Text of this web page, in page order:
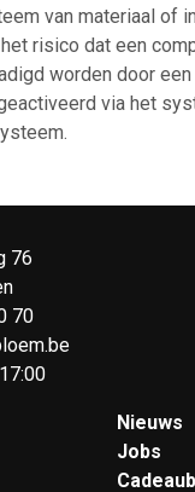
van materiaal of
risico dat een
worden door
via het
76
70
Nieuws
Jobs